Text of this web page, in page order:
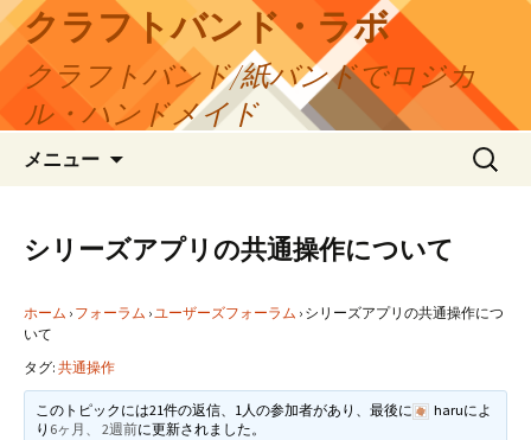
コ
ン
テ
ツ
ス
クラフトバンド・ラボ
クラフトバンド/紙バンドでロジカ
ル・ハンドメイド
メニュー
検
索:
シリーズアプリの共通操作について
ホーム › フォーラム ›ユーザーズフォーラム › シリーズアプリの共通操作につ
いて
タグ: 共通操作
このトピックには21件の返信、1人の参加者があり、最後に haruによ
り 6ヶ月、 2週前に更新されました。